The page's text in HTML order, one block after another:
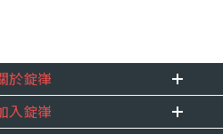
於錠嵂
企業資訊
入錠嵂